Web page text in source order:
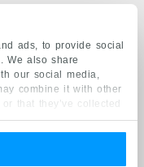
ads, to provide social
We also share
our social media,
combine it with other
that they’ve collected